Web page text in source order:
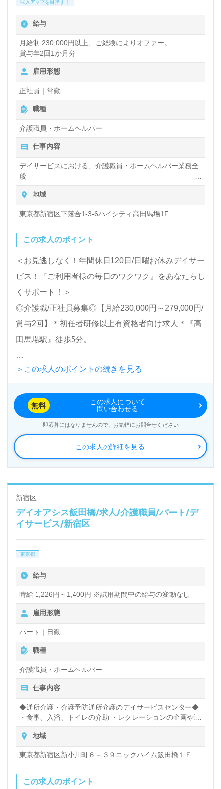
収入アップを目指す！
給与
月給制:230,000円以上、ご経験によりオファー。
賞与年2回1か月分
雇用形態
正社員｜常勤
職種
介護職員・ホームヘルパー
仕事内容
デイサービスにおける、介護職員・ホームヘルパー業務全
般
入浴や排せつ、食事などの身体的サポートや、買い物や掃
除、洗濯など日常生活のサポートなど
地域
東京都新宿区下落合1-3-6ハイシティ高田馬場1F
この求人のポイント
＜お見逃しなく！年間休日120日/日曜お休みデイサー
ビス！『ご利用者様の毎日のワクワク』をあなたらし
くサポート！＞
◎介護職/正社員募集◎【月給230,000円～279,000円/
賞与2回】＊初任者研修以上有資格者向け求人＊『高
田馬場駅』徒歩5分。
1日定員39名（１日型/半日型）『ベストリハ高田馬
運営です。従業員数803名以上、東京都を中心にデイ
サービス、訪問看護/介護、看護多機能、デイサービ
ス、ジュニア支援事業を展開されています。
◎キーワードはワクワク！『プライベートも仕事も全
力で楽しむ』をあなたらしく！◎
看護助手や介護職経験のある方をお迎えします。デイ
サービスでの勤務経験は問いません。圧倒的なリハビ
リ運動量は1日平均100分以上。ご利用者様の30日後
トレーニングサポートを行っていらっしゃる事業所様
です。『ご利用者様のお役に立ちたい、笑顔を増やし
たい』『資格や介護職経験を活かしたい』『感謝と感
動、やりがいを大切に仕事をしたい』『笑顔とワクワ
ク溢れるデイサービスで働きたい』『日勤正社員で働
きたい』『施設形態や環境を変えて仕事をしたい』等
の方も大歓迎です。働き方や選考フロー等、担当コン
サルタントよりご案内します。お問い合わせも遠慮な
くお願いします。
全国の求人ご紹介！医療/福祉業界の正社員/パート求
人探しは【ウィルオブ介護】＊求人情報収集、将来的
に検討の方も遠慮なく＊
LINE、メール、お電話などご希望に応じてお問い合
わせ/ご相談可能です。転職相談、求人紹介、年収交
＞この求人のポイントの続きを見る
この求人の詳細を見る
無料
この求人について
問い合わせる
即応募にはなりませんので、お気軽にお問合せください
新宿区
デイオアシス飯田橋/求人/介護職員/パート/デ
イサービス/新宿区
東京都
給与
時給 1,226円～1,400円 ※試用期間中の給与の変動なし
雇用形態
パート｜日勤
職種
介護職員・ホームヘルパー
仕事内容
◆通所介護・介護予防通所介護のデイサービスセンター◆
・食事、入浴、トイレの介助 ・レクレーションの企画や運
営 ・趣味の時間（カラオケ、マージャン、ゲームなど）
地域
東京都新宿区新小川町６－３９ニックハイム飯田橋１Ｆ
この求人のポイント